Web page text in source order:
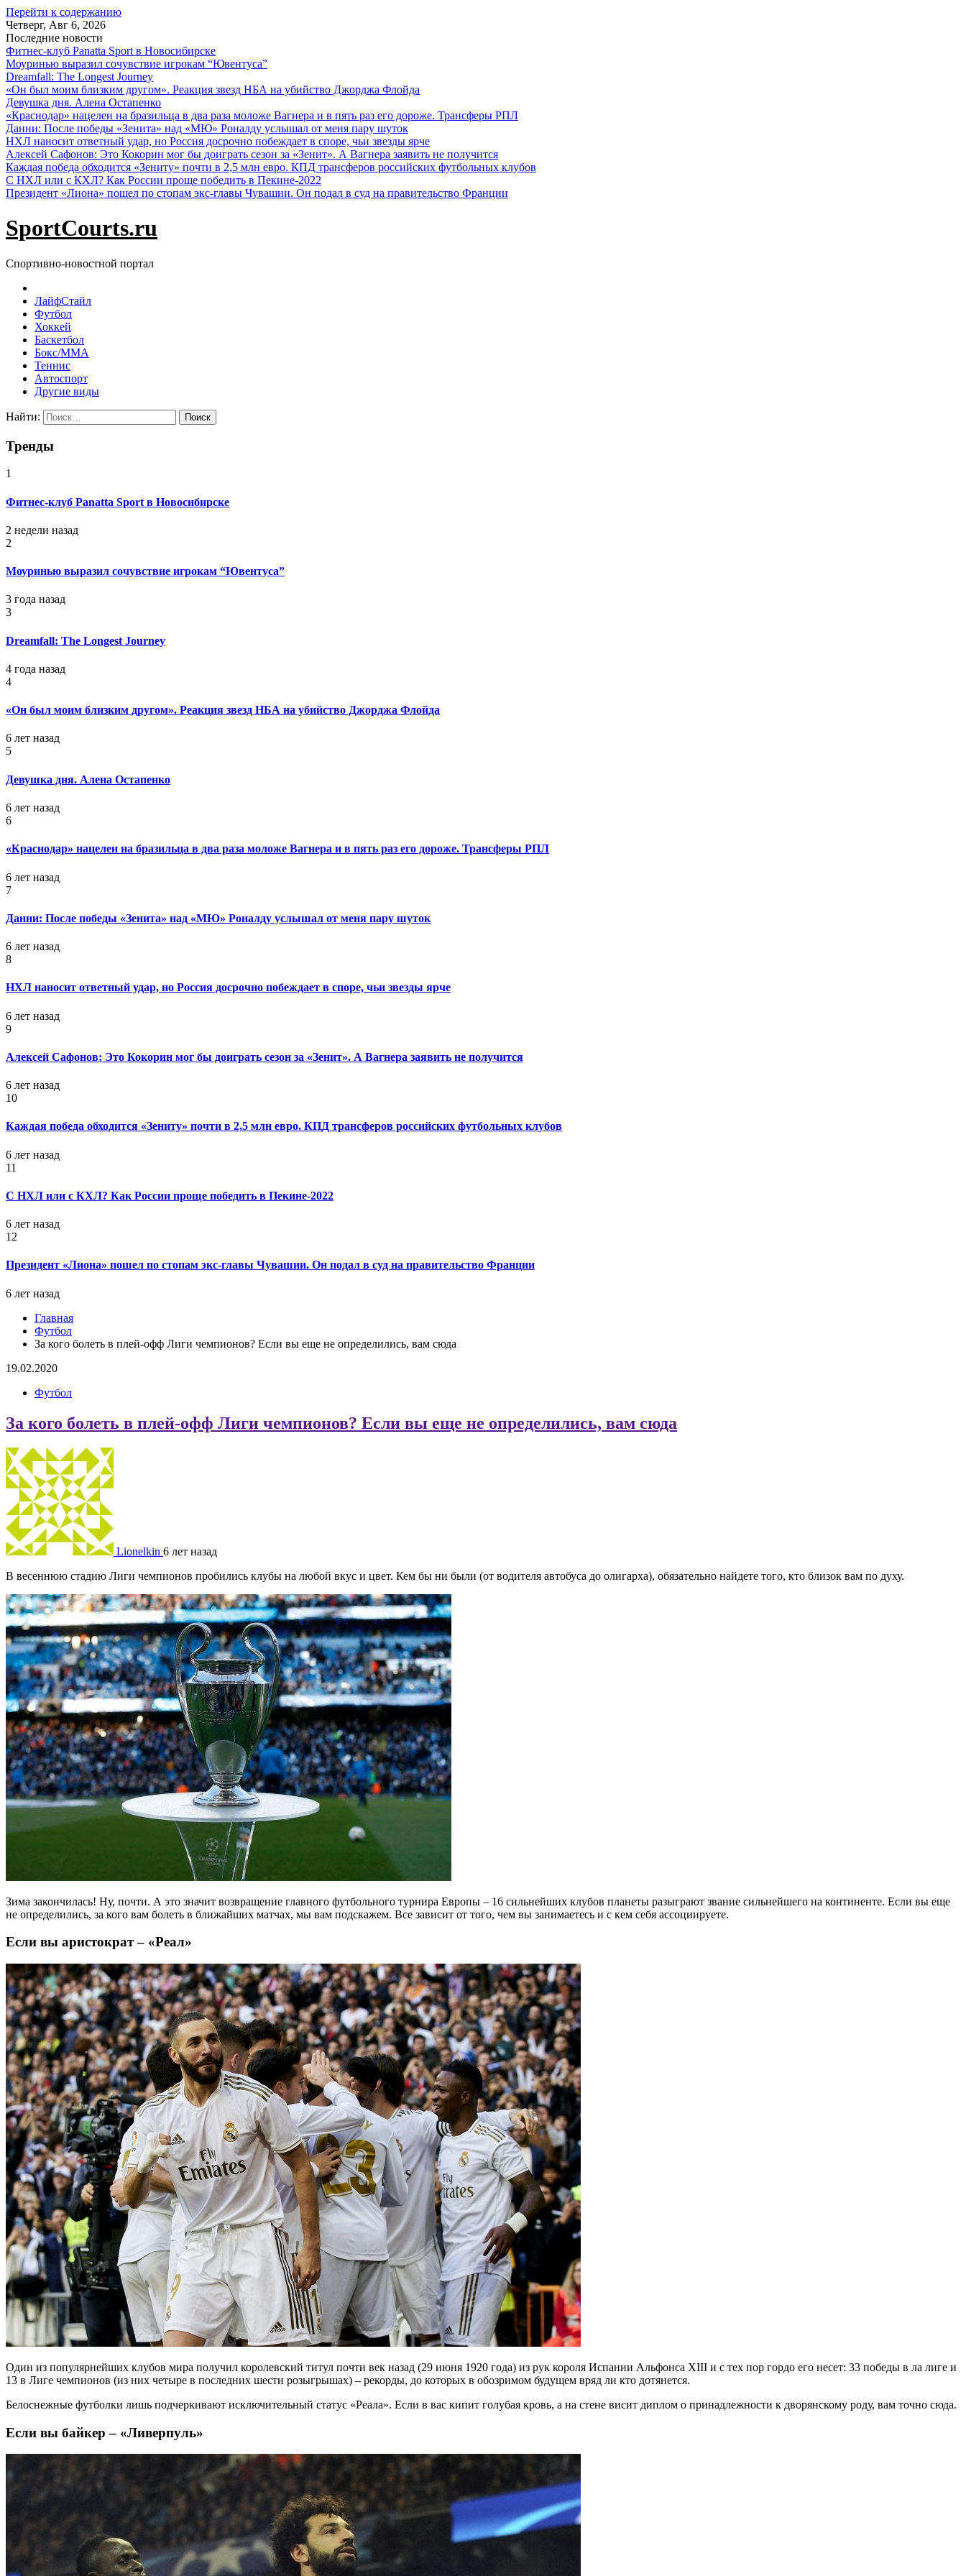
Перейти к содержанию
Четверг, Авг 6, 2026
Последние новости
Фитнес-клуб Panatta Sport в Новосибирске
Моуринью выразил сочувствие игрокам “Ювентуса”
Dreamfall: The Longest Journey
«Он был моим близким другом». Реакция звезд НБА на убийство Джорджа Флойда
Девушка дня. Алена Остапенко
«Краснодар» нацелен на бразильца в два раза моложе Вагнера и в пять раз его дороже. Трансферы РПЛ
Данни: После победы «Зенита» над «МЮ» Роналду услышал от меня пару шуток
НХЛ наносит ответный удар, но Россия досрочно побеждает в споре, чьи звезды ярче
Алексей Сафонов: Это Кокорин мог бы доиграть сезон за «Зенит». А Вагнера заявить не получится
Каждая победа обходится «Зениту» почти в 2,5 млн евро. КПД трансферов российских футбольных клубов
С НХЛ или с КХЛ? Как России проще победить в Пекине-2022
Президент «Лиона» пошел по стопам экс-главы Чувашии. Он подал в суд на правительство Франции
SportCourts.ru
Спортивно-новостной портал
ЛайфСтайл
Футбол
Хоккей
Баскетбол
Бокс/MMA
Теннис
Автоспорт
Другие виды
Найти:
Тренды
1
Фитнес-клуб Panatta Sport в Новосибирске
2 недели назад
2
Моуринью выразил сочувствие игрокам “Ювентуса”
3 года назад
3
Dreamfall: The Longest Journey
4 года назад
4
«Он был моим близким другом». Реакция звезд НБА на убийство Джорджа Флойда
6 лет назад
5
Девушка дня. Алена Остапенко
6 лет назад
6
«Краснодар» нацелен на бразильца в два раза моложе Вагнера и в пять раз его дороже. Трансферы РПЛ
6 лет назад
7
Данни: После победы «Зенита» над «МЮ» Роналду услышал от меня пару шуток
6 лет назад
8
НХЛ наносит ответный удар, но Россия досрочно побеждает в споре, чьи звезды ярче
6 лет назад
9
Алексей Сафонов: Это Кокорин мог бы доиграть сезон за «Зенит». А Вагнера заявить не получится
6 лет назад
10
Каждая победа обходится «Зениту» почти в 2,5 млн евро. КПД трансферов российских футбольных клубов
6 лет назад
11
С НХЛ или с КХЛ? Как России проще победить в Пекине-2022
6 лет назад
12
Президент «Лиона» пошел по стопам экс-главы Чувашии. Он подал в суд на правительство Франции
6 лет назад
Главная
Футбол
За кого болеть в плей-офф Лиги чемпионов? Если вы еще не определились, вам сюда
19.02.2020
Футбол
За кого болеть в плей-офф Лиги чемпионов? Если вы еще не определились, вам сюда
Lionelkin 6 лет назад
В весеннюю стадию Лиги чемпионов пробились клубы на любой вкус и цвет. Кем бы ни были (от водителя автобуса до олигарха), обязательно найдете того, кто близок вам по духу.
Зима закончилась! Ну, почти. А это значит возвращение главного футбольного турнира Европы – 16 сильнейших клубов планеты разыграют звание сильнейшего на континенте. Если вы еще
не определились, за кого вам болеть в ближайших матчах, мы вам подскажем. Все зависит от того, чем вы занимаетесь и с кем себя ассоциируете.
Если вы аристократ – «Реал»
Один из популярнейших клубов мира получил королевский титул почти век назад (29 июня 1920 года) из рук короля Испании Альфонса XIII и с тех пор гордо его несет: 33 победы в ла лиге и
13 в Лиге чемпионов (из них четыре в последних шести розыгрышах) – рекорды, до которых в обозримом будущем вряд ли кто дотянется.
Белоснежные футболки лишь подчеркивают исключительный статус «Реала». Если в вас кипит голубая кровь, а на стене висит диплом о принадлежности к дворянскому роду, вам точно сюда.
Если вы байкер – «Ливерпуль»